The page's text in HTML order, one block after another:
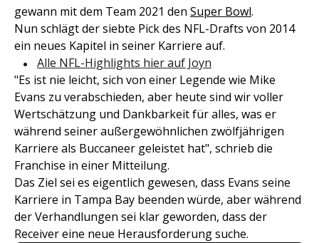
gewann mit dem Team 2021 den Super Bowl.
Nun schlägt der siebte Pick des NFL-Drafts von 2014
ein neues Kapitel in seiner Karriere auf.
Alle NFL-Highlights hier auf Joyn
"Es ist nie leicht, sich von einer Legende wie Mike
Evans zu verabschieden, aber heute sind wir voller
Wertschätzung und Dankbarkeit für alles, was er
während seiner außergewöhnlichen zwölfjährigen
Karriere als Buccaneer geleistet hat", schrieb die
Franchise in einer Mitteilung.
Das Ziel sei es eigentlich gewesen, dass Evans seine
Karriere in Tampa Bay beenden würde, aber während
der Verhandlungen sei klar geworden, dass der
Receiver eine neue Herausforderung suche.